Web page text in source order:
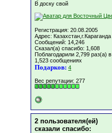
В доску свой
Регистрация: 20.08.2005
Адрес: Казахстан,г.Караганда
Сообщений: 14,246
Сказал(а) спасибо: 1,608
Поблагодарили 2,799 раз(а) в
1,523 сообщениях
Подарков: 4
Вес репутации: 277
2 пользователя(ей)
сказали cпасибо: